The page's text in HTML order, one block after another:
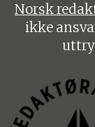
Norsk
ikke